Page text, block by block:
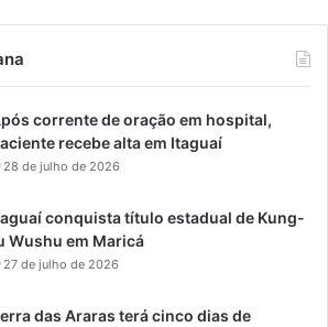
corrente de oração em hospital,
recebe alta em Itaguaí
28 de julho de 2026
conquista título estadual de Kung-
Wushu em Maricá
27 de julho de 2026
das Araras terá cinco dias de